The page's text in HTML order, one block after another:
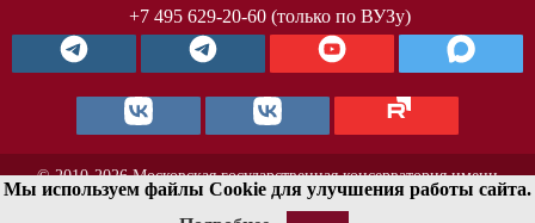
+7 495 629-20-60 (только по ВУЗу)
© 2010-2026 Московская государственная консерватория имени
П.И.Чайковского. Все права защищены.
Мы используем файлы Cookie для улучшения работы сайта.